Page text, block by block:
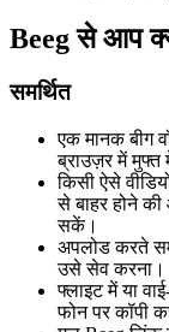
Beeg से आप
समर्थित
एक मानक बीग
ब्राउज़र में मुफ्त
किसी ऐसे
से बाहर होने
सकें।
अपलोड करते
उसे सेव करना।
फ्लाइट में या
फोन पर कॉपी